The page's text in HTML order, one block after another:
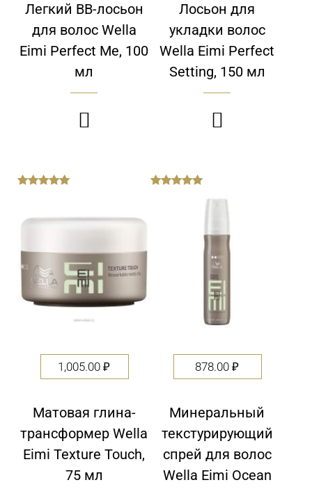
Легкий BB-лосьон
для волос Wella
Eimi Perfect Me, 100
мл

Лосьон для
укладки волос
Wella Eimi Perfect
Setting, 150 мл

1,005.00₽
Матовая глина-
трансформер Wella
Eimi Texture Touch,
75 мл
878.00₽
Минеральный
текстурирующий
спрей для волос
Wella Eimi Ocean